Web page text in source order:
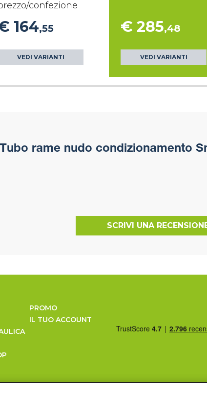
confezione
164,55
VEDI VARIANTI
€ 285,48
VEDI VARIANTI
Tubo rame nudo condizionamento
SCRIVI UNA
PROMO
IL TUO ACCOUNT